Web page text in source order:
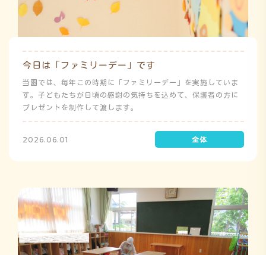
今日は「ファミリーデー」です
当園では、毎年この時期に「ファミリーデー」を実施していま
す。子どもたちが日頃の感謝の気持ちを込めて、保護者の方に
プレゼントを制作して渡します。
2026.06.01